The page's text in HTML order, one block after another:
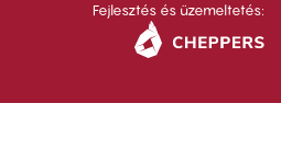
Fejlesztés és üzemeltetés: